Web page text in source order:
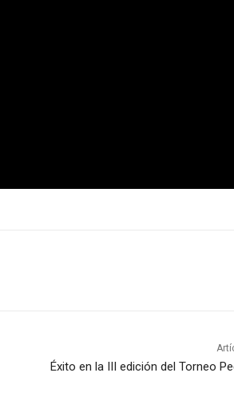
Éxito en la III edición del Torneo